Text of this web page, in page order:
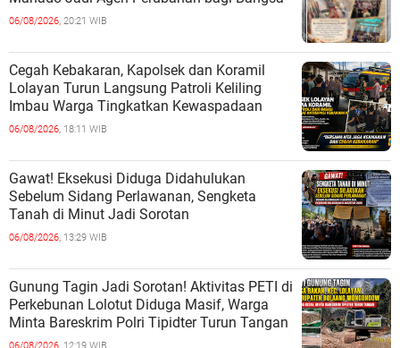
06/08/2026, 20:21 WIB
Cegah Kebakaran, Kapolsek dan Koramil
Lolayan Turun Langsung Patroli Keliling
Imbau Warga Tingkatkan Kewaspadaan
06/08/2026, 18:11 WIB
Gawat! Eksekusi Diduga Didahulukan
Sebelum Sidang Perlawanan, Sengketa
Tanah di Minut Jadi Sorotan
06/08/2026, 13:29 WIB
Gunung Tagin Jadi Sorotan! Aktivitas PETI di
Perkebunan Lolotut Diduga Masif, Warga
Minta Bareskrim Polri Tipidter Turun Tangan